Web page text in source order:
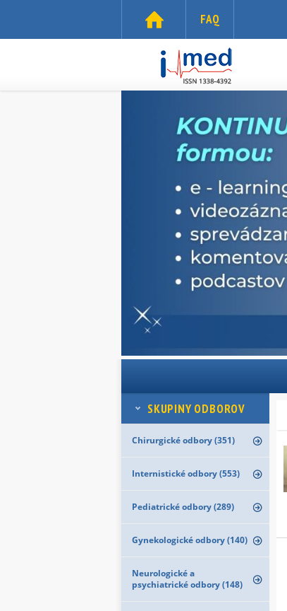
FAQ
SKUPINY ODBOROV
Chirurgické odbory (351)
Internistické odbory (553)
Pediatrické odbory (289)
Gynekologické odbory (140)
Neurologické a
psychiatrické odbory (148)